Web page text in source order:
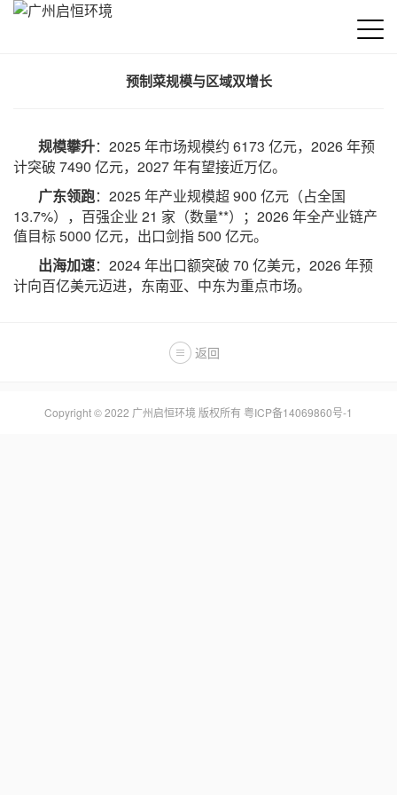
预制菜规模与区域双增长
规模攀升：2025 年市场规模约 6173 亿元，2026 年预
计突破 7490 亿元，2027 年有望接近万亿。
广东领跑：2025 年产业规模超 900 亿元（占全国
13.7%），百强企业 21 家（数量**）；2026 年全产业链产
值目标 5000 亿元，出口剑指 500 亿元。
出海加速：2024 年出口额突破 70 亿美元，2026 年预
计向百亿美元迈进，东南亚、中东为重点市场。
返回
Copyright © 2022 广州启恒环境 版权所有 粤ICP备14069860号-1